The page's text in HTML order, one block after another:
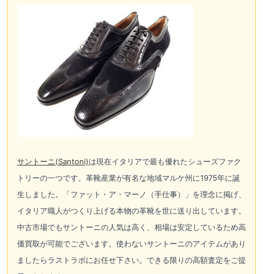
サントーニ(Santoni)は現在イタリアで最も優れたシューズファク
トリーの一つです。革靴産業が有名な地域マルケ州に1975年に誕
生しました。「ファット・ア・マーノ（手仕事）」を理念に掲げ、
イタリア職人がつくり上げる本物の革靴を世に送り出しています。
中古市場でもサントーニの人気は高く、相場は安定しているため高
価買取が可能でございます。使わないサントーニのアイテムがあり
ましたらラストラボにお任せ下さい。できる限りの高額査定をご提